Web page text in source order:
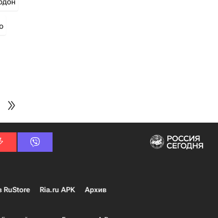
RuStore Ria.ru APK Архив